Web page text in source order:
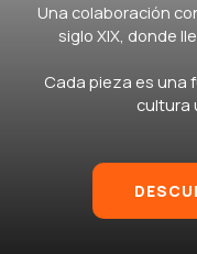
Una colaboración
siglo XIX, donde
Cada pieza es una
cultura